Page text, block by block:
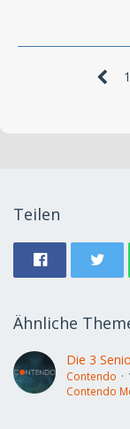
1
Teilen
Ähnliche
Die 3
Contendo
Contendo